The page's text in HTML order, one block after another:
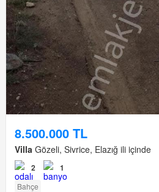
8.500.000 TL
Villa Gözeli, Sivrice, Elazığ ili içinde
2 1
Bahçe